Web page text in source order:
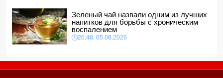
Зеленый чай назвали одним из лучших
напитков для борьбы с хроническим
воспалением
20:48, 05.08.2026